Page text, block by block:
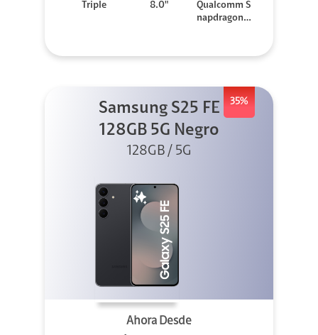
Triple
8.0"
Qualcomm S
napdragon 8
35%
Samsung S25 FE
128GB 5G Negro
128GB / 5G
Ahora Desde